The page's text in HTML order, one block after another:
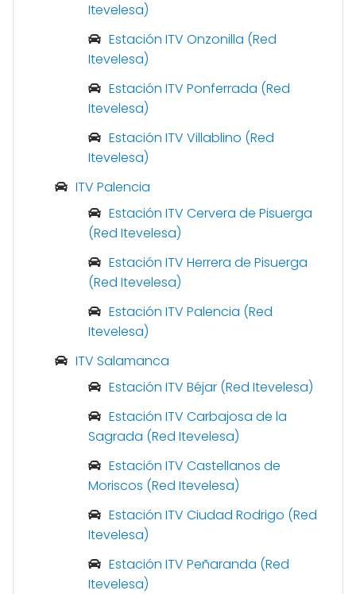
Itevelesa)
Estación ITV Onzonilla (Red
Itevelesa)
Estación ITV Ponferrada (Red
Itevelesa)
Estación ITV Villablino (Red
Itevelesa)
ITV Palencia
Estación ITV Cervera de Pisuerga
(Red Itevelesa)
Estación ITV Herrera de Pisuerga
(Red Itevelesa)
Estación ITV Palencia (Red
Itevelesa)
ITV Salamanca
Estación ITV Béjar (Red Itevelesa)
Estación ITV Carbajosa de la
Sagrada (Red Itevelesa)
Estación ITV Castellanos de
Moriscos (Red Itevelesa)
Estación ITV Ciudad Rodrigo (Red
Itevelesa)
Estación ITV Peñaranda (Red
Itevelesa)